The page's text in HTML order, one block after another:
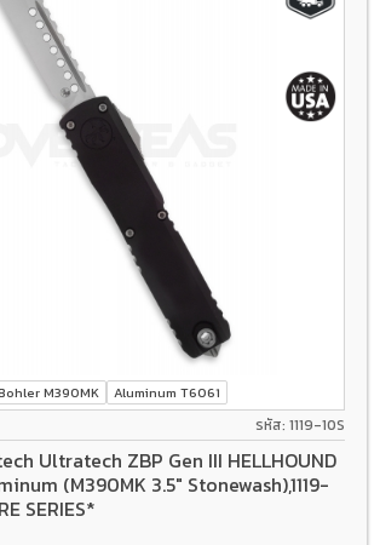
M390MK Aluminum T6061
รหัส: 1119-10S
Ultratech ZBP Gen III HELLHOUND
(M390MK 3.5" Stonewash),1119-
SERIES*